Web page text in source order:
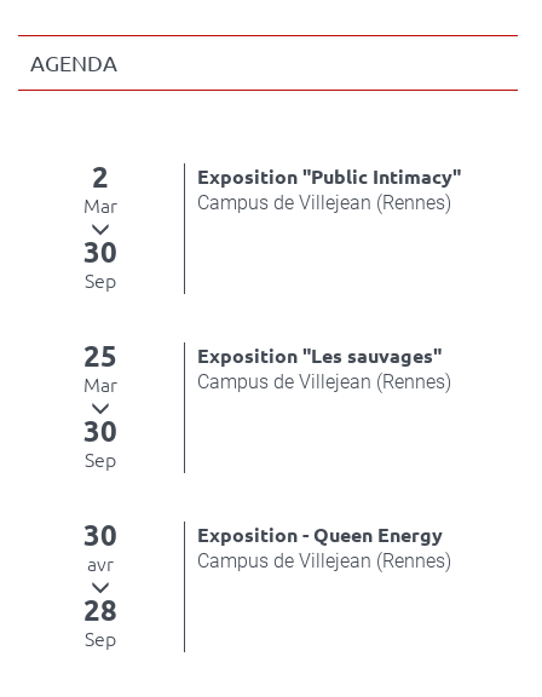
AGENDA
2
Mar
30
Sep
Exposition "Public Intimacy"
Campus de Villejean (Rennes)
25
Mar
30
Sep
Exposition "Les sauvages"
Campus de Villejean (Rennes)
30
avr
28
Sep
Exposition - Queen Energy
Campus de Villejean (Rennes)